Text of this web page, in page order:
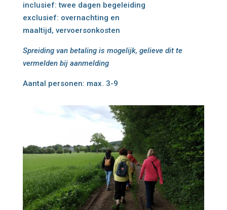
inclusief:twee dagen begeleiding
exclusief: overnachting en
maaltijd, vervoersonkosten
Spreiding van betaling is mogelijk, gelieve dit te
vermelden bij aanmelding
Aantal personen: max. 3-9